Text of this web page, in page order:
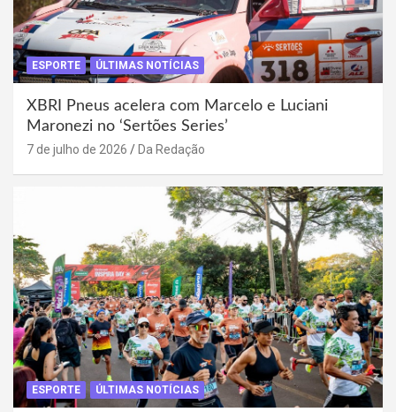
ESPORTE ÚLTIMAS NOTÍCIAS
XBRI Pneus acelera com Marcelo e Luciani
Maronezi no ‘Sertões Series’
7 de julho de 2026 Da Redação
ESPORTE ÚLTIMAS NOTÍCIAS